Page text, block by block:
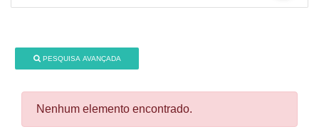
PESQUISA AVANÇADA
Nenhum elemento encontrado.